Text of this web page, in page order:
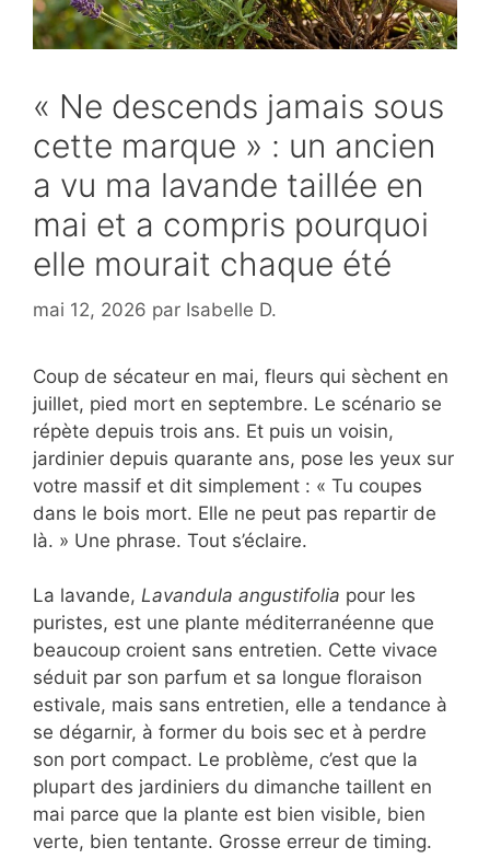
« Ne descends jamais sous
cette marque » : un ancien
a vu ma lavande taillée en
mai et a compris pourquoi
elle mourait chaque été
mai 12, 2026 par Isabelle D.
Coup de sécateur en mai, fleurs qui sèchent en
juillet, pied mort en septembre. Le scénario se
répète depuis trois ans. Et puis un voisin,
jardinier depuis quarante ans, pose les yeux sur
votre massif et dit simplement : « Tu coupes
dans le bois mort. Elle ne peut pas repartir de
là. » Une phrase. Tout s’éclaire.
La lavande, Lavandula angustifolia pour les
puristes, est une plante méditerranéenne que
beaucoup croient sans entretien. Cette vivace
séduit par son parfum et sa longue floraison
estivale, mais sans entretien, elle a tendance à
se dégarnir, à former du bois sec et à perdre
son port compact. Le problème, c’est que la
plupart des jardiniers du dimanche taillent en
mai parce que la plante est bien visible, bien
verte, bien tentante. Grosse erreur de timing.